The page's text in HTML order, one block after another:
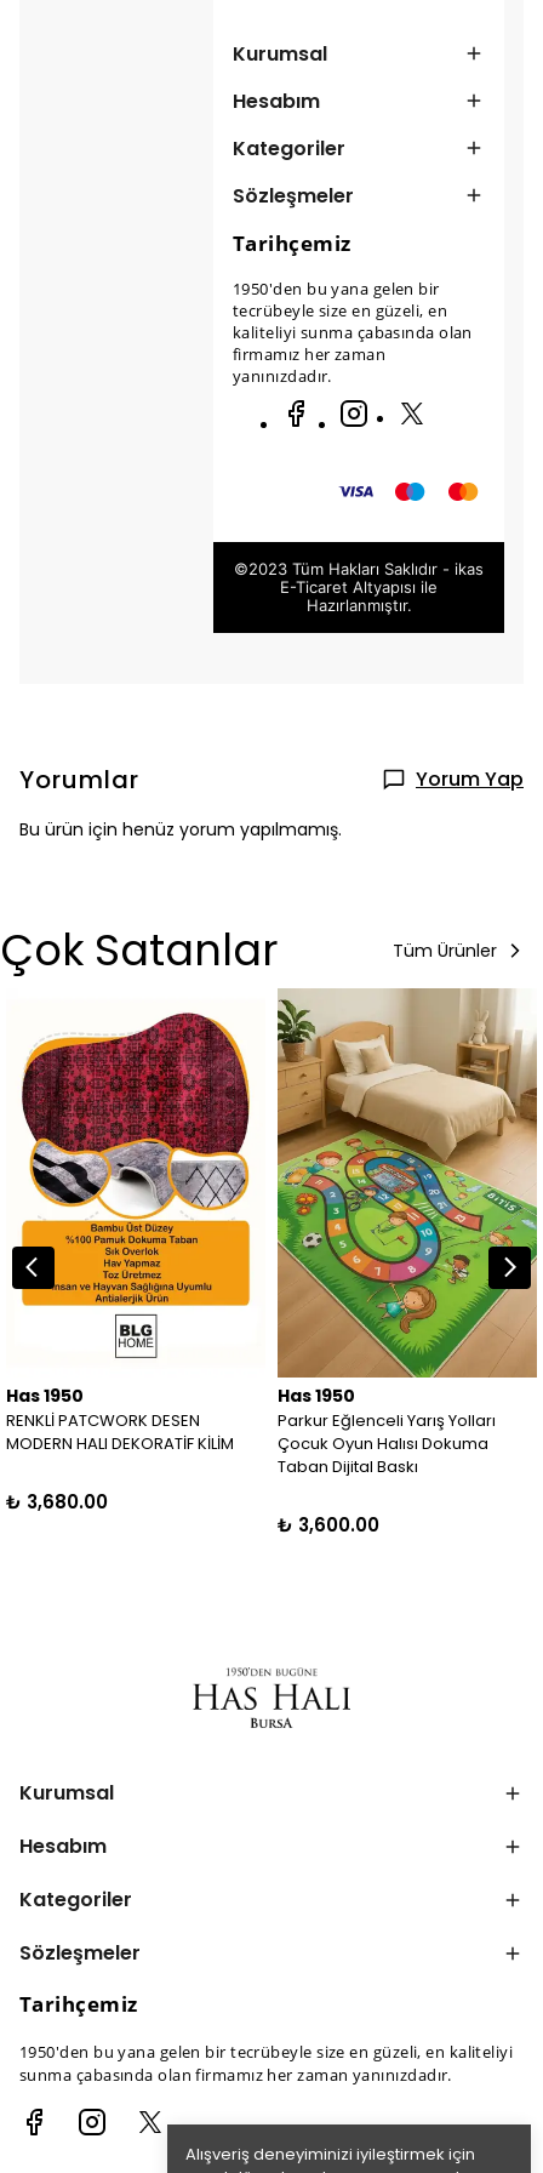
Alışveriş deneyiminizi iyileştirmek için
Kurumsal
Hesabım
Kategoriler
Sözleşmeler
Tarihçemiz
1950'den bu yana gelen bir
tecrübeyle size en güzeli, en
kaliteliyi sunma çabasında olan
firmamız her zaman
yanınızdadır.
©2023 Tüm Hakları Saklıdır - ikas
E-Ticaret Altyapısı ile
Hazırlanmıştır.
Yorumlar Yorum Yap
Bu ürün için henüz yorum yapılmamış.
Çok Satanlar Tüm Ürünler
Has 1950
RENKLİ PATCWORK DESEN
MODERN HALI DEKORATİF KİLİM
₺ 3,680.00
Has 1950
Parkur Eğlenceli Yarış Yolları
Çocuk Oyun Halısı Dokuma
Taban Dijital Baskı
₺ 3,600.00
Kurumsal
Hesabım
Kategoriler
Sözleşmeler
Tarihçemiz
1950'den bu yana gelen bir tecrübeyle size en güzeli, en kaliteliyi
sunma çabasında olan firmamız her zaman yanınızdadır.